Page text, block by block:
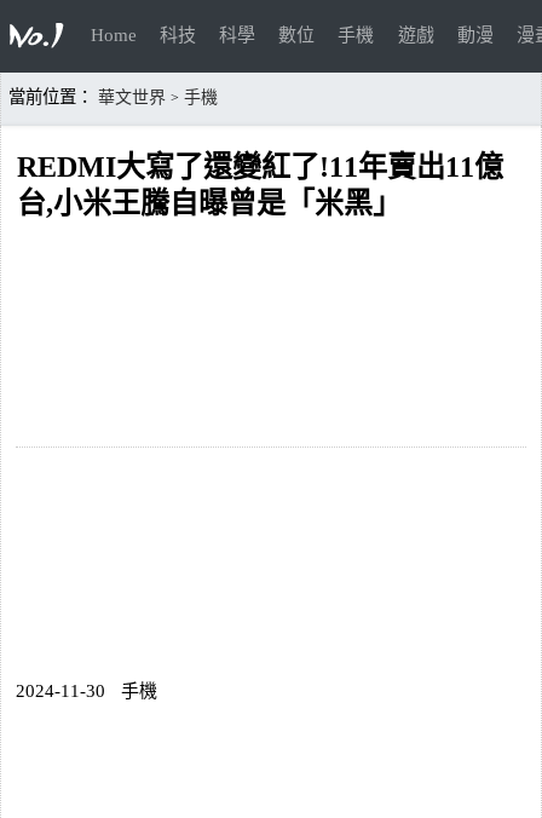
Home 科技 科學 數位 手機 遊戲 動漫 漫
當前位置： 華文世界 > 手機
REDMI大寫了還變紅了!11年賣出11億
台,小米王騰自曝曾是「米黑」
2024-11-30 手機